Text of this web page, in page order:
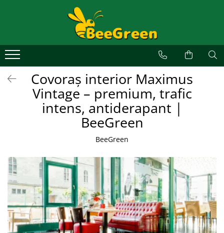
Covoare de exterior
Covoare de interior
Covoare personalizate
Covoare profesionale
Covoare ergonomice anti-oboseală
Covoraș interior Maximus
Vintage – premium, trafic
intens, antiderapant |
BeeGreen
BeeGreen